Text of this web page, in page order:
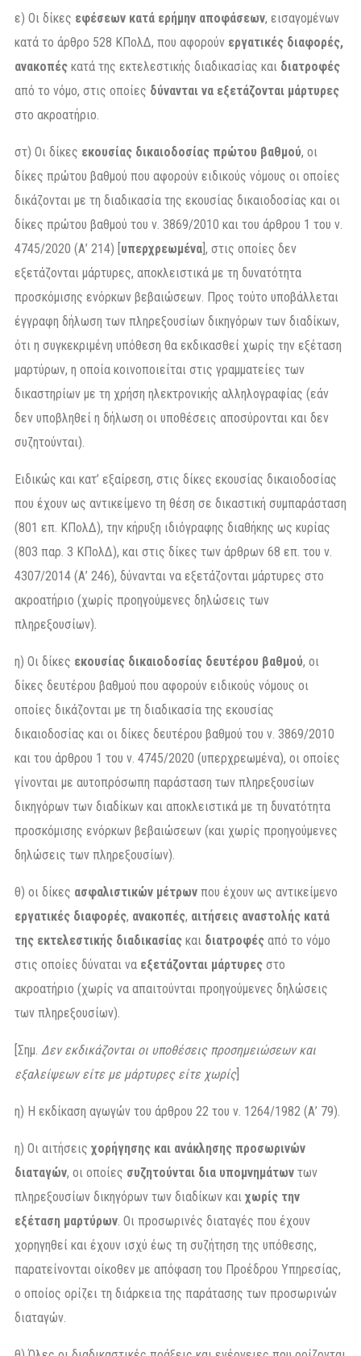
ε) Οι δίκες εφέσεων κατά ερήμην αποφάσεων, εισαγομένων
κατά το άρθρο 528 ΚΠολΔ, που αφορούν εργατικές διαφορές,
ανακοπές κατά της εκτελεστικής διαδικασίας και διατροφές
από το νόμο, στις οποίες δύνανται να εξετάζονται μάρτυρες
στο ακροατήριο.
στ) Οι δίκες εκουσίας δικαιοδοσίας πρώτου βαθμού, οι
δίκες πρώτου βαθμού που αφορούν ειδικούς νόμους οι οποίες
δικάζονται με τη διαδικασία της εκουσίας δικαιοδοσίας και οι
δίκες πρώτου βαθμού του ν. 3869/2010 και του άρθρου 1 του ν.
4745/2020 (Α’ 214) [υπερχρεωμένα ], στις οποίες δεν
εξετάζονται μάρτυρες, αποκλειστικά με τη δυνατότητα
προσκόμισης ενόρκων βεβαιώσεων. Προς τούτο υποβάλλεται
έγγραφη δήλωση των πληρεξουσίων δικηγόρων των διαδίκων,
ότι η συγκεκριμένη υπόθεση θα εκδικασθεί χωρίς την εξέταση
μαρτύρων, η οποία κοινοποιείται στις γραμματείες των
δικαστηρίων με τη χρήση ηλεκτρονικής αλληλογραφίας (εάν
δεν υποβληθεί η δήλωση οι υποθέσεις αποσύρονται και δεν
συζητούνται).
Ειδικώς και κατ’ εξαίρεση, στις δίκες εκουσίας δικαιοδοσίας
που έχουν ως αντικείμενο τη θέση σε δικαστική συμπαράσταση
(801 επ. ΚΠολΔ), την κήρυξη ιδιόγραφης διαθήκης ως κυρίας
(803 παρ. 3 ΚΠολΔ), και στις δίκες των άρθρων 68 επ. του ν.
4307/2014 (Α’ 246), δύνανται να εξετάζονται μάρτυρες στο
ακροατήριο (χωρίς προηγούμενες δηλώσεις των
πληρεξουσίων).
η) Οι δίκες εκουσίας δικαιοδοσίας δευτέρου βαθμού, οι
δίκες δευτέρου βαθμού που αφορούν ειδικούς νόμους οι
οποίες δικάζονται με τη διαδικασία της εκουσίας
δικαιοδοσίας και οι δίκες δευτέρου βαθμού του ν. 3869/2010
και του άρθρου 1 του ν. 4745/2020 (υπερχρεωμένα), οι οποίες
γίνονται με αυτοπρόσωπη παράσταση των πληρεξουσίων
δικηγόρων των διαδίκων και αποκλειστικά με τη δυνατότητα
προσκόμισης ενόρκων βεβαιώσεων (και χωρίς προηγούμενες
δηλώσεις των πληρεξουσίων).
θ) οι δίκες ασφαλιστικών μέτρων που έχουν ως αντικείμενο
εργατικές διαφορές, ανακοπές, αιτήσεις αναστολής κατά
της εκτελεστικής διαδικασίας και διατροφές από το νόμο
στις οποίες δύναται να εξετάζονται μάρτυρες στο
ακροατήριο (χωρίς να απαιτούνται προηγούμενες δηλώσεις
των πληρεξουσίων).
[Σημ. Δεν εκδικάζονται οι υποθέσεις προσημειώσεων και
εξαλείψεων είτε με μάρτυρες είτε χωρίς]
η) Η εκδίκαση αγωγών του άρθρου 22 του ν. 1264/1982 (Α’ 79).
η) Οι αιτήσεις χορήγησης και ανάκλησης προσωρινών
διαταγών, οι οποίες συζητούνται δια υπομνημάτων των
πληρεξουσίων δικηγόρων των διαδίκων και χωρίς την
εξέταση μαρτύρων . Οι προσωρινές διαταγές που έχουν
χορηγηθεί και έχουν ισχύ έως τη συζήτηση της υπόθεσης,
παρατείνονται οίκοθεν με απόφαση του Προέδρου Υπηρεσίας,
ο οποίος ορίζει τη διάρκεια της παράτασης των προσωρινών
διαταγών.